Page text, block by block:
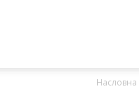
Насловна